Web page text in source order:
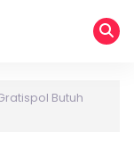
Butuh